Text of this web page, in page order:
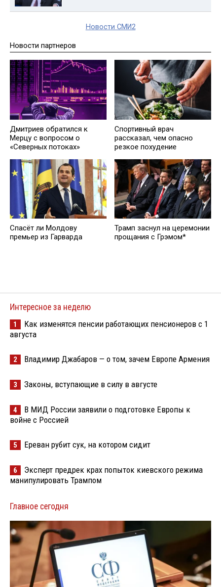
Новости СМИ2
Новости партнеров
Дмитриев обратился к
Мерцу с вопросом о
«Северных потоках»
Спортивный врач
рассказал, чем опасно
резкое похудение
Спасёт ли Молдову
премьер из Гарварда
Трамп заснул на церемонии
прощания с Грэмом*
Интересное за неделю
1
Как изменятся пенсии работающих пенсионеров с 1
августа
2 Владимир Джабаров — о том, зачем Европе Армения
3 Законы, вступающие в силу в августе
4
В МИД России заявили о подготовке Европы к
войне с Россией
5 Ереван рубит сук, на котором сидит
6
Эксперт предрек крах попыток киевского режима
манипулировать Трампом
Главное сегодня